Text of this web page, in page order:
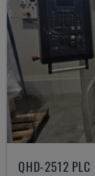
QHD-2512 PLC